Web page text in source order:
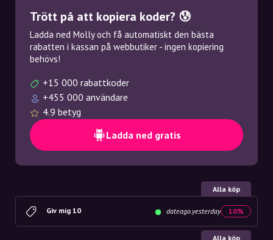
Trött på att kopiera koder? 😰
Ladda ned Molly och få automatiskt den bästa
rabatten i kassan på webbutiker - ingen kopiering
behövs!
+15 000 rabattkoder
+455 000 användare
4.9 betyg
Ladda ned gratis
Alla köp
Giv mig 10 dateago.yesterday 10%
Alla köp